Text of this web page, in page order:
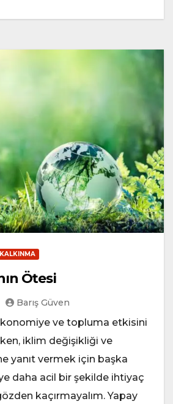
Ötesi
Barış Güven
ve topluma etkisini
iklim değişikliği ve
yanıt vermek için başka
daha acil bir şekilde ihtiyaç
kaçırmayalım. Yapay